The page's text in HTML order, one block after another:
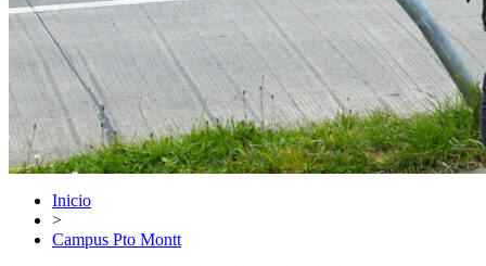
Inicio
>
Campus Pto Montt